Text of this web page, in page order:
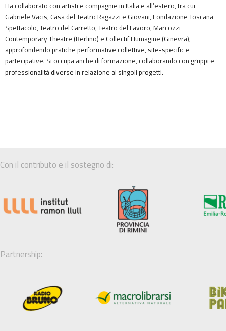
Ha collaborato con artisti e compagnie in Italia e all’estero, tra cui
Gabriele Vacis, Casa del Teatro Ragazzi e Giovani, Fondazione Toscana
Spettacolo, Teatro del Carretto, Teatro del Lavoro, Marcozzi
Contemporary Theatre (Berlino) e Collectif Humagine (Ginevra),
approfondendo pratiche performative collettive, site-specific e
partecipative. Si occupa anche di formazione, collaborando con gruppi e
professionalità diverse in relazione ai singoli progetti.
Con il contributo e il sostegno di:
Partnership: